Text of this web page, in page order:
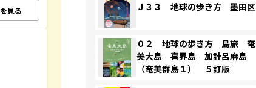
見る Ｊ３３ 地球の歩き方 墨田区
０２ 地球の歩き方 島旅 奄
美大島 喜界島 加計呂麻島
（奄美群島１） ５訂版